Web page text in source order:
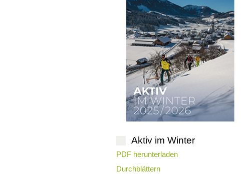
Aktiv im Winter
PDF herunterladen
Durchblättern